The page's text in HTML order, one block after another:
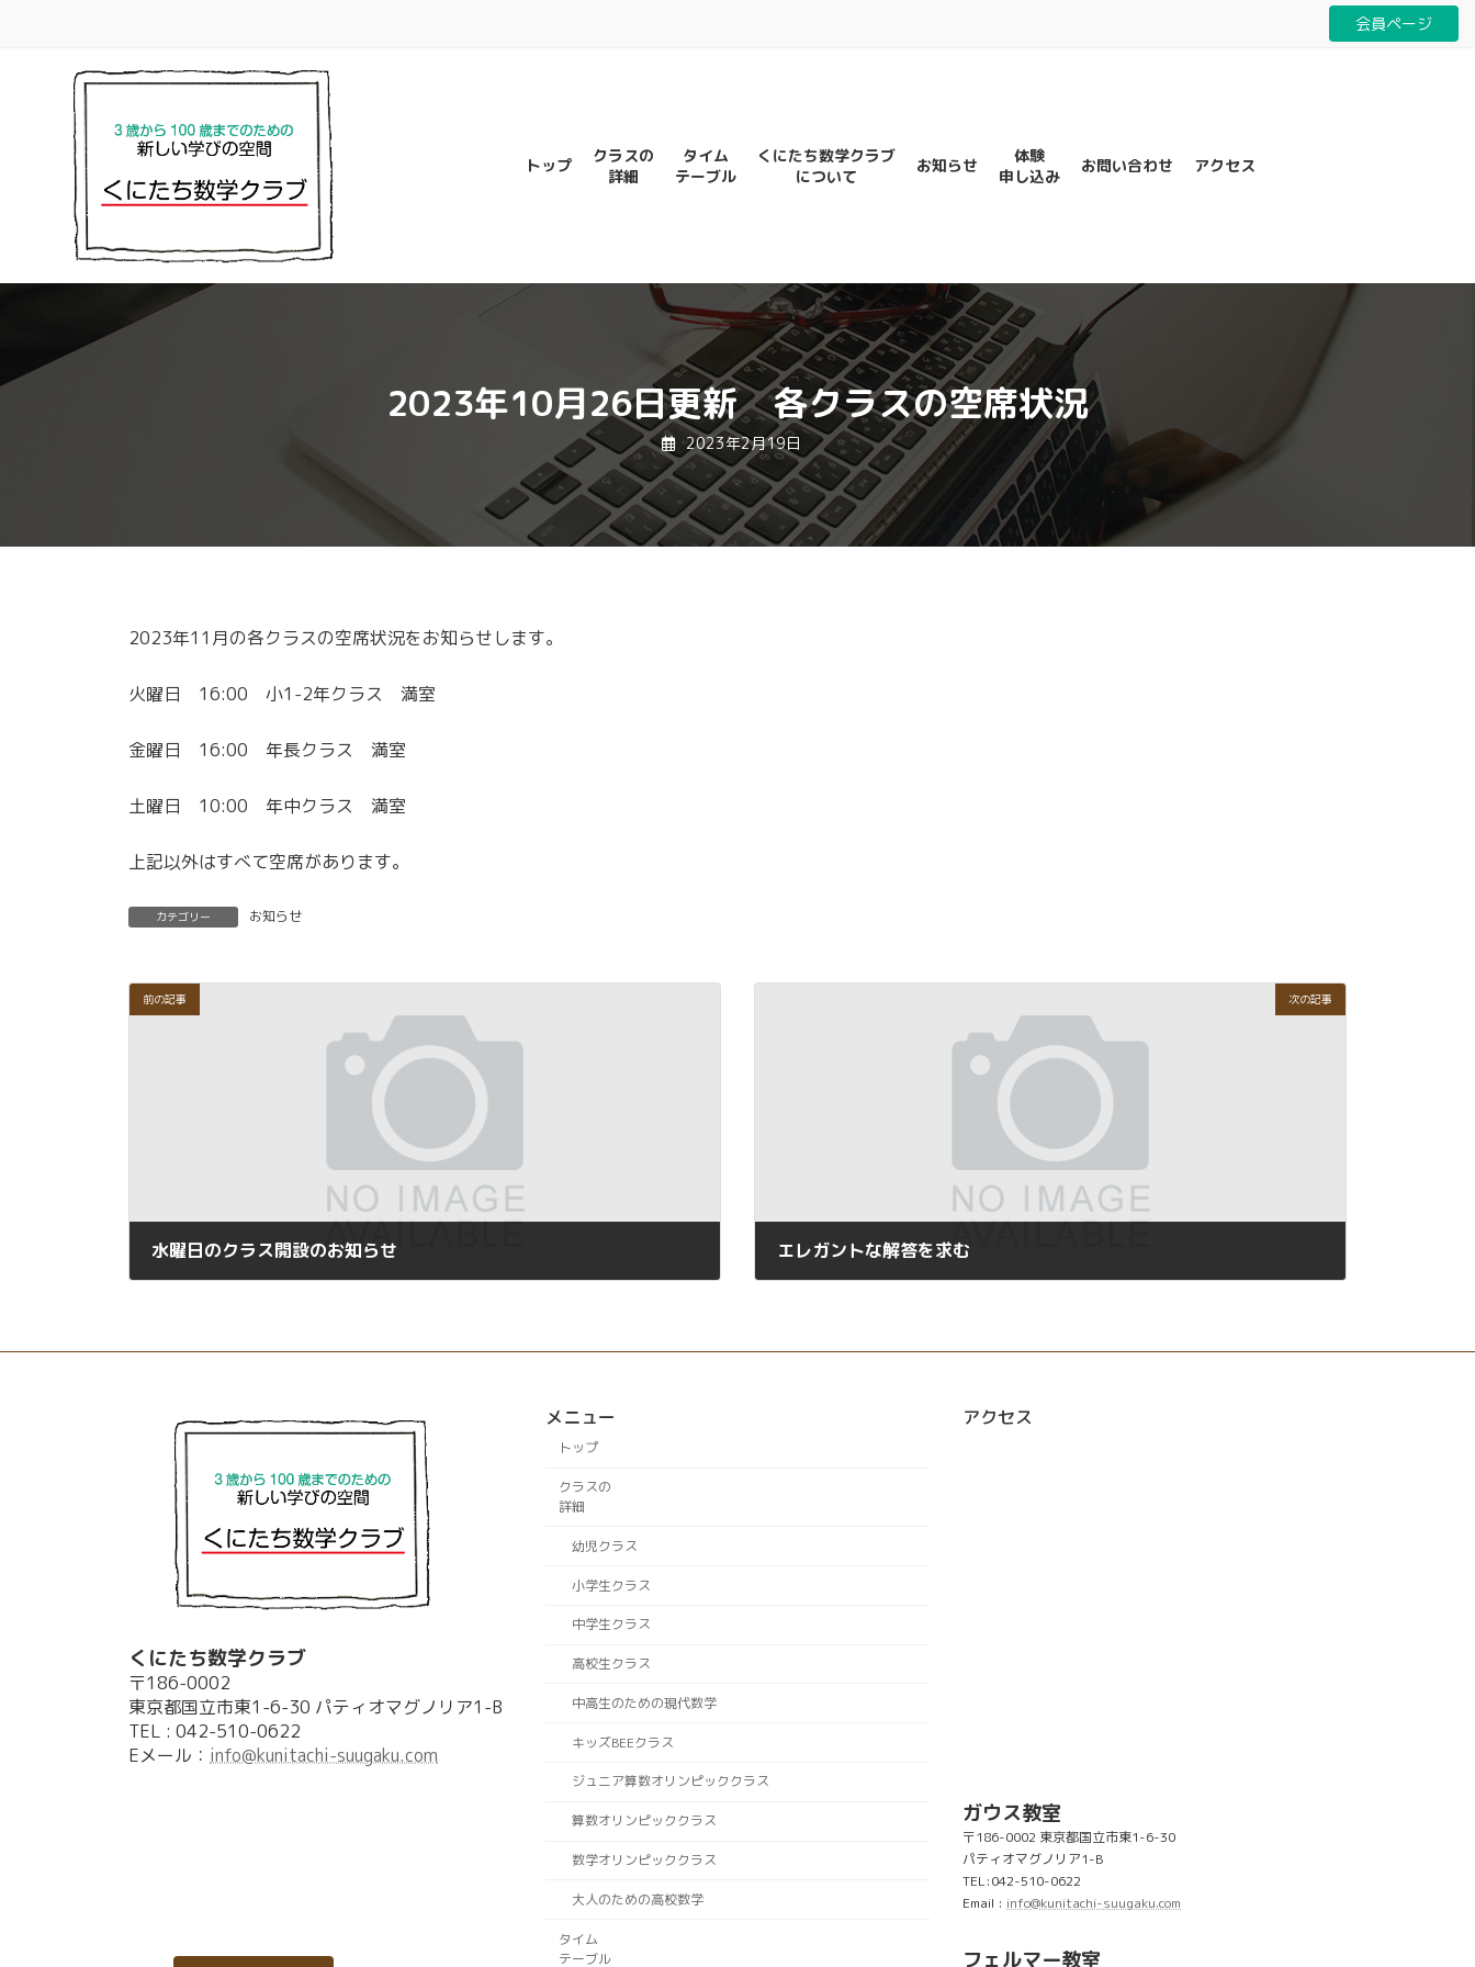
会員ページ
トップ
クラスの
詳細
タイム
テーブル
くにたち数学クラブ
について
お知らせ
体験
申し込み
お問い合わせ アクセス
2023年10月26日更新 各クラスの空席状況
2023年2月19日
2023年11月の各クラスの空席状況をお知らせします。
火曜日 16:00 小1-2年クラス 満室
金曜日 16:00 年長クラス 満室
土曜日 10:00 年中クラス 満室
上記以外はすべて空席があります。
カテゴリー お知らせ
前の記事
水曜日のクラス開設のお知らせ
次の記事
エレガントな解答を求む
くにたち数学クラブ
〒186-0002
東京都国立市東1-6-30 パティオマグノリア1-B
TEL : 042-510-0622
Eメール： info@kunitachi-suugaku.com
メニュー
トップ
クラスの
詳細
幼児クラス
小学生クラス
中学生クラス
高校生クラス
中高生のための現代数学
キッズBEEクラス
ジュニア算数オリンピッククラス
算数オリンピッククラス
数学オリンピッククラス
大人のための高校数学
タイム
テーブル
アクセス
ガウス教室
〒186-0002 東京都国立市東1-6-30
パティオマグノリア1-B
TEL:042-510-0622
Email : info@kunitachi-suugaku.com
フェルマー教室